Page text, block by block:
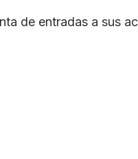
de entradas a sus